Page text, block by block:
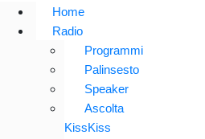
Home
Radio
Programmi
Palinsesto
Speaker
Ascolta
KissKiss